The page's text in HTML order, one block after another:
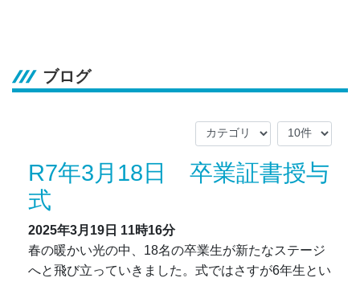
ブログ
R7年3月18日 卒業証書授与
式
2025年3月19日 11時16分
春の暖かい光の中、18名の卒業生が新たなステージ
へと飛び立っていきました。式ではさすが6年生とい